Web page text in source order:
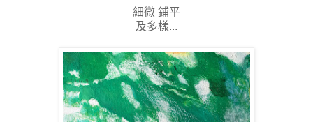
細微 鋪平
及多樣...